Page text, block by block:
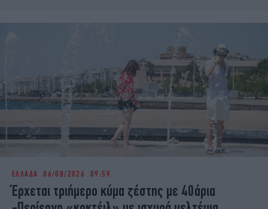
ΕΛΛΑΔΑ 06/08/2026 09:59
Έρχεται τριήμερο κύμα ζέστης με 40άρια